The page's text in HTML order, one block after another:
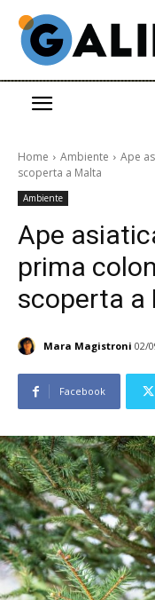
Home Ambiente
Ape
scoperta a Malta
Ambiente
Ape
prima
scoperta a
Mara Magistroni 02/
Facebook